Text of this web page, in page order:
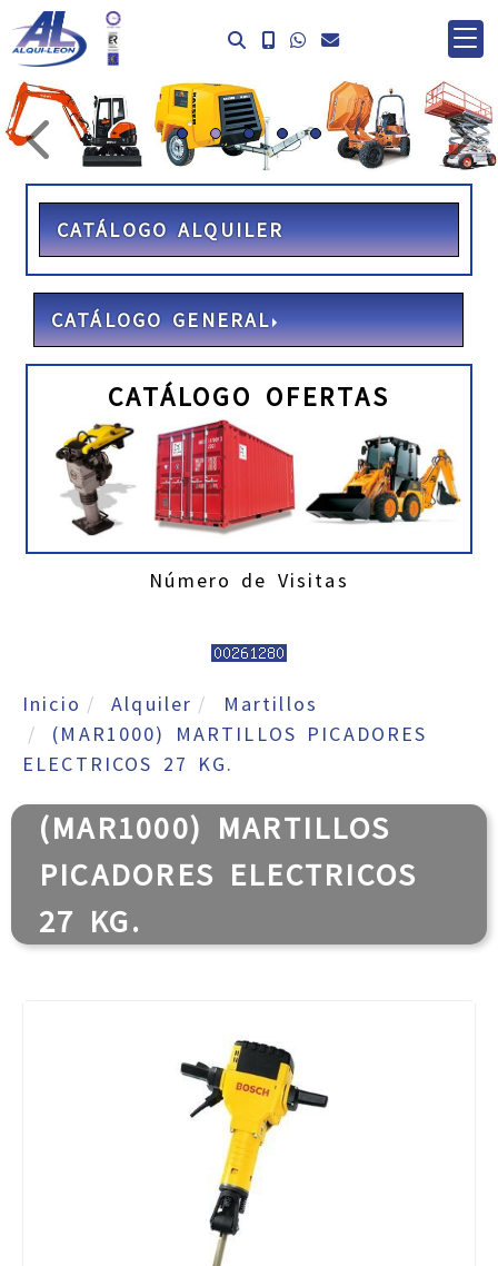
prev
CATÁLOGO ALQUILER
CATÁLOGO GENERAL
CATÁLOGO OFERTAS
Número de Visitas
Inicio Alquiler
Martillos
(MAR1000) MARTILLOS PICADORES
ELECTRICOS 27 KG.
(MAR1000) MARTILLOS
PICADORES ELECTRICOS
27 KG.